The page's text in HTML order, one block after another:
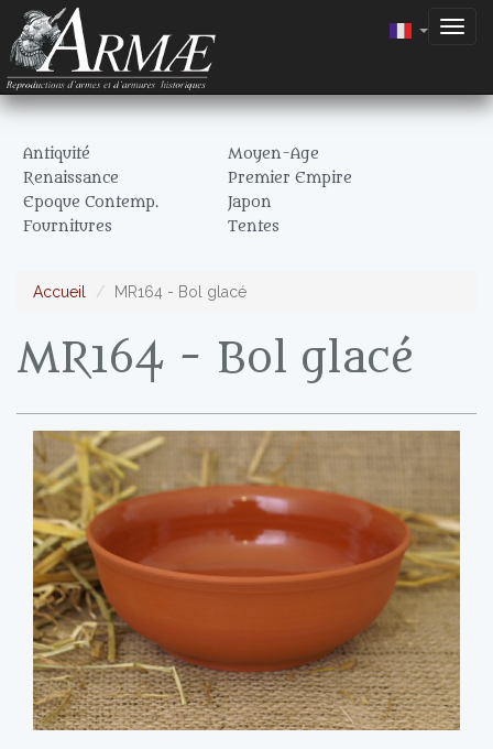
Antiquité
Moyen-Age
Renaissance
Premier Empire
Epoque Contemp.
Japon
Fournitures
Tentes
Accueil MR164 - Bol glacé
MR164 - Bol glacé